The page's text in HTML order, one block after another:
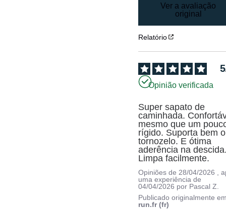
Ver a avaliação
original
Relatório
5
Opinião verificada
Super sapato de
caminhada.
mesmo que um
rígido. Suporta bem o
tornozelo. E ótima
aderência na
Limpa facilmente.
Opiniões de 28/04/2026
,
uma experiência de
04/04/2026 por Pascal Z.
Publicado originalmente
run.fr (fr)